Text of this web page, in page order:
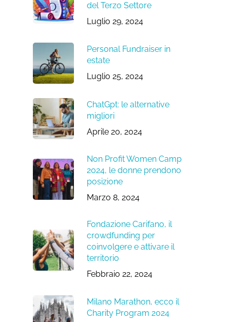
del Terzo Settore
Luglio 29, 2024
Personal Fundraiser in
estate
Luglio 25, 2024
ChatGpt: le alternative
migliori
Aprile 20, 2024
Non Profit Women Camp
2024, le donne prendono
posizione
Marzo 8, 2024
Fondazione Carifano, il
crowdfunding per
coinvolgere e attivare il
territorio
Febbraio 22, 2024
Milano Marathon, ecco il
Charity Program 2024